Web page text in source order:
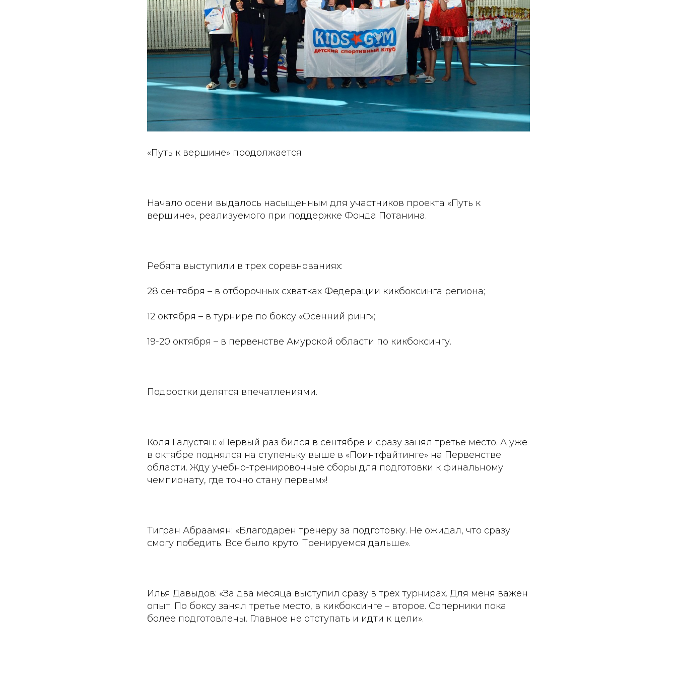
«Путь к вершине» продолжается
Начало осени выдалось насыщенным для участников проекта «Путь к
вершине», реализуемого при поддержке Фонда Потанина.
Ребята выступили в трех соревнованиях:
28 сентября – в отборочных схватках Федерации кикбоксинга региона;
12 октября – в турнире по боксу «Осенний ринг»;
19-20 октября – в первенстве Амурской области по кикбоксингу.
Подростки делятся впечатлениями.
Коля Галустян: «Первый раз бился в сентябре и сразу занял третье место. А уже
в октябре поднялся на ступеньку выше в «Поинтфайтинге» на Первенстве
области. Жду учебно-тренировочные сборы для подготовки к финальному
чемпионату, где точно стану первым»!
Тигран Абраамян: «Благодарен тренеру за подготовку. Не ожидал, что сразу
смогу победить. Все было круто. Тренируемся дальше».
Илья Давыдов: «За два месяца выступил сразу в трех турнирах. Для меня важен
опыт. По боксу занял третье место, в кикбоксинге – второе. Соперники пока
более подготовлены. Главное не отступать и идти к цели».